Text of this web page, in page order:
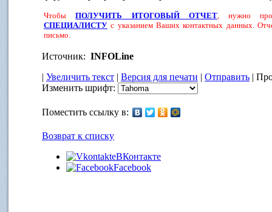
ЧтобыПОЛУЧИТЬ ИТОГОВЫЙ ОТЧЕТ, нужно
СПЕЦИАЛИСТУ с указанием Ваших контактных данных.
письмо.
Источник: INFOLine
| Увеличить текст | Версия для печати | Отправить |
Изменить шрифт:
Поместить ссылку в:
Возврат к списку
ВКонтакте
Facebook